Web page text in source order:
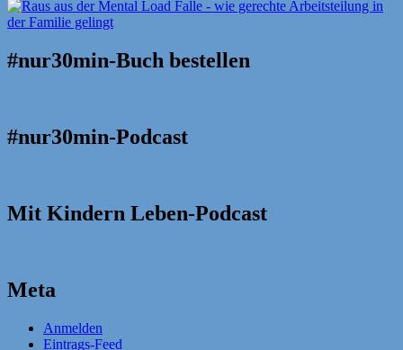
#nur30min-Buch bestellen
#nur30min-Podcast
Mit Kindern Leben-Podcast
Meta
Anmelden
Eintrags-Feed